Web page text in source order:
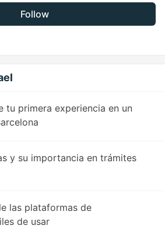
Follow
tu primera experiencia en un
y su importancia en trámites
las plataformas de
de usar